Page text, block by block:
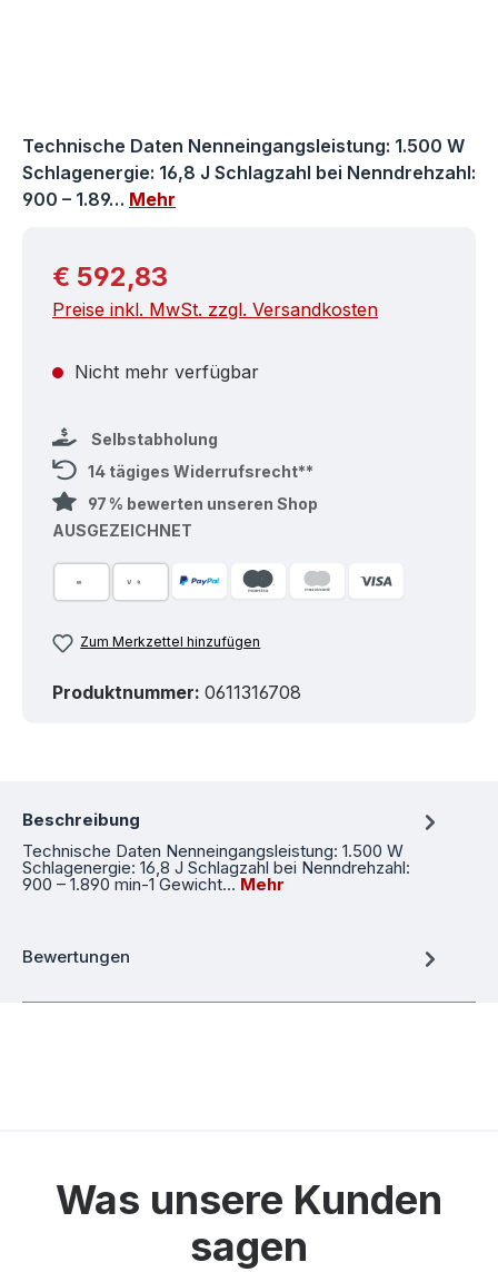
Technische Daten Nenneingangsleistung: 1.500 W
Schlagenergie: 16,8 J Schlagzahl bei Nenndrehzahl:
900 – 1.89… Mehr
Regulärer Preis:
€ 592,83
Preise inkl. MwSt. zzgl. Versandkosten
Nicht mehr verfügbar
Selbstabholung
14 tägiges Widerrufsrecht**
97 % bewerten unseren Shop
AUSGEZEICHNET
Zum Merkzettel hinzufügen
Produktnummer: 0611316708
Beschreibung
Technische Daten Nenneingangsleistung: 1.500 W
Schlagenergie: 16,8 J Schlagzahl bei Nenndrehzahl:
900 – 1.890 min-1 Gewicht… Mehr
Bewertungen
Was unsere Kunden
sagen